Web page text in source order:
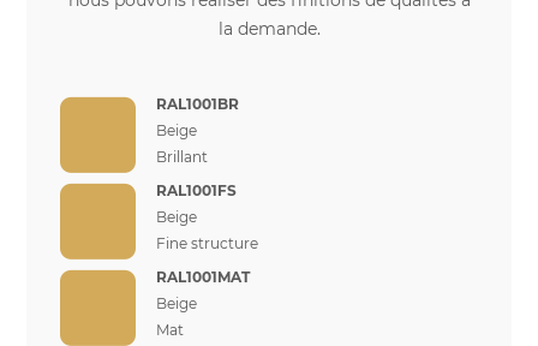
la demande.
RAL1001BR
Beige
Brillant
RAL1001FS
Beige
Fine structure
RAL1001MAT
Beige
Mat